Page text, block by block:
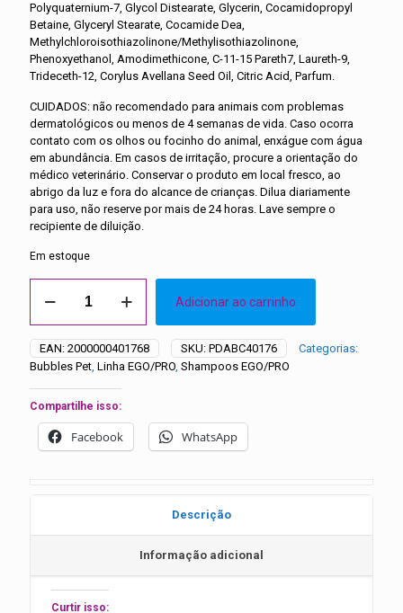
Polyquaternium-7, Glycol Distearate, Glycerin, Cocamidopropyl
Betaine, Glyceryl Stearate, Cocamide Dea,
Methylchloroisothiazolinone/Methylisothiazolinone,
Phenoxyethanol, Amodimethicone, C-11-15 Pareth7, Laureth-9,
Trideceth-12, Corylus Avellana Seed Oil, Citric Acid, Parfum.
CUIDADOS: não recomendado para animais com problemas
dermatológicos ou menos de 4 semanas de vida. Caso ocorra
contato com os olhos ou focinho do animal, enxágue com água
em abundância. Em casos de irritação, procure a orientação do
médico veterinário. Conservar o produto em local fresco, ao
abrigo da luz e fora do alcance de crianças. Dilua diariamente
para uso, não reserve por mais de 24 horas. Lave sempre o
recipiente de diluição.
Em estoque
PET
DE
ODORES
PRÉ-
LAVAGEM
PRO
(EGO)
Adicionar ao carrinho
EAN: 2000000401768 SKU: PDABC40176
Categorias:
Bubbles Pet, Linha EGO/PRO, Shampoos EGO/PRO
Compartilhe isso:
Facebook WhatsApp
Descrição
Informação adicional
Curtir isso: